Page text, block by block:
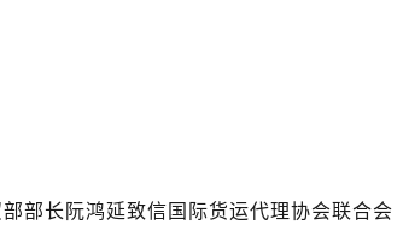
部长阮鸿延致信国际货运代理协会联合会